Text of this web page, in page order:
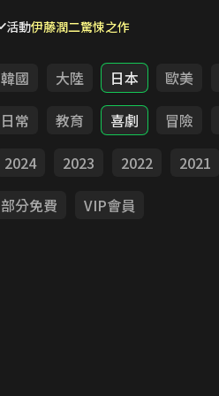
活動伊藤潤二驚悚之作
韓國 大陸 日本 歐美
日常 教育 喜劇 冒險
2024 2023 2022 2021
部分免費 VIP會員